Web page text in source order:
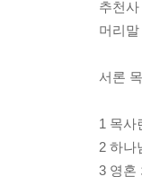
추천사
머리말
서론
1 목사
2 하나
3 영혼